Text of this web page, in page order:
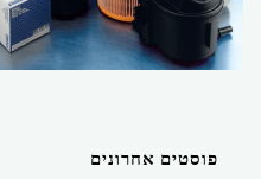
פוסטים אחרונים